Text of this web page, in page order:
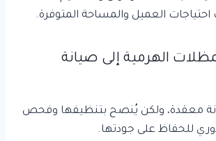
العميل والمساحة المتوفرة.
الهرمية إلى صيانة
معقدة، ولكن يُنصح بتنظيفها وفحص
للحفاظ على جودتها.